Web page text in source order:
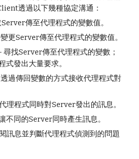
透過以下幾種協定溝通：
傳至代理程式的變數值。
更Server傳至代理程式的變數值。
找Server傳至代理程式的變數；
式發出大量要求。
過傳回變數的方式接收代理程式對
理程式同時對Server發出的訊息。
不同的Server同時產生訊息。
訊息並判斷代理程式偵測到的問題